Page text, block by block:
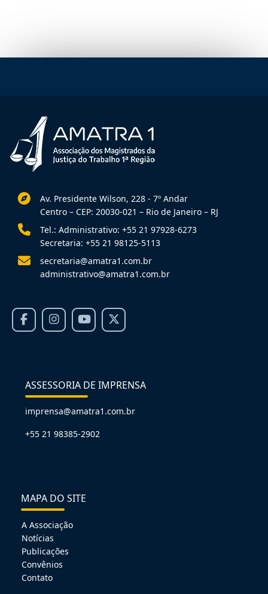
Av. Presidente Wilson, 228 - 7º Andar
Centro – CEP: 20030-021 – Rio de Janeiro – RJ
Tel.: Administrativo: +55 21 97928-6273
Secretaria: +55 21 98125-5113
secretaria@amatra1.com.br
administrativo@amatra1.com.br
ASSESSORIA DE IMPRENSA
imprensa@amatra1.com.br
+55 21 98385-2902
MAPA DO SITE
A Associação
Notícias
Publicações
Convênios
Contato